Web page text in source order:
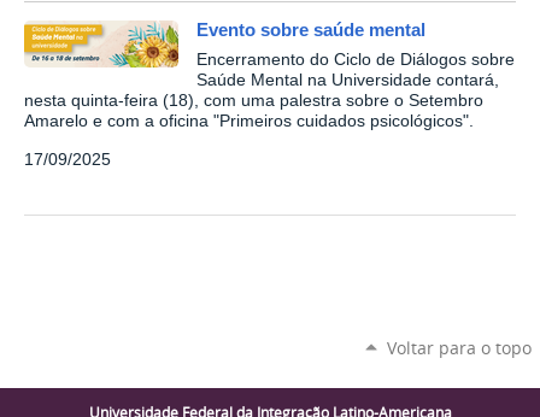
Evento sobre saúde mental
Encerramento do Ciclo de Diálogos sobre
Saúde Mental na Universidade contará,
nesta quinta-feira (18), com uma palestra sobre o Setembro
Amarelo e com a oficina "Primeiros cuidados psicológicos".
17/09/2025
Voltar para o topo
Universidade Federal da Integração Latino-Americana